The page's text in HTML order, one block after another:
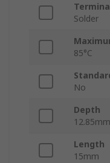
Solder
85°C
No
Depth
12.85mm
Length
15mm